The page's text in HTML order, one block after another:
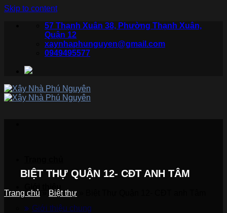
Skip to content
57 Thạnh Xuân 38, Phường Thạnh Xuân,
Quận 12
xaynhaphunguyen@gmail.com
0949495577
Giới thiệu chung
BIỆT THỰ QUẬN 12- CĐT ANH TÂM
Trang chủ Biệt thự